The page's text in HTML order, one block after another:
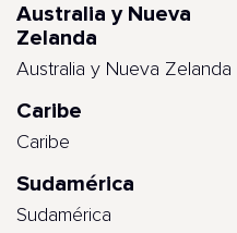
Australia y Nueva
Zelanda
Australia y Nueva Zelanda
Caribe
Caribe
Sudamérica
Sudamérica